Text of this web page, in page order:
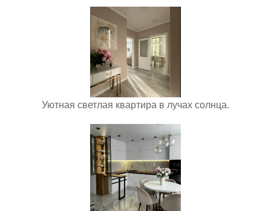
Уютная светлая квартира в лучах солнца.